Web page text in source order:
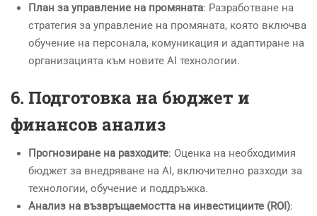
План за управление на промяната: Разработване на
стратегия за управление на промяната, която включва
обучение на персонала, комуникация и адаптиране на
организацията към новите AI технологии.
6. Подготовка на бюджет и
финансов анализ
Прогнозиране на разходите: Оценка на необходимия
бюджет за внедряване на AI, включително разходи за
технологии, обучение и поддръжка.
Анализ на възвръщаемостта на инвестициите (ROI):